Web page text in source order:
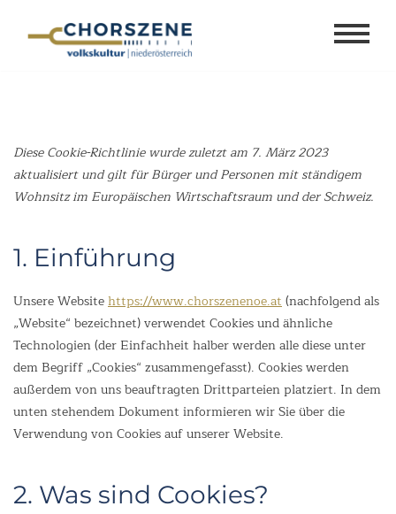
Diese Cookie-Richtlinie wurde zuletzt am 7. März 2023
aktualisiert und gilt für Bürger und Personen mit ständigem
Wohnsitz im Europäischen Wirtschaftsraum und der Schweiz.
1. Einführung
Unsere Websitehttps://www.chorszenenoe.at(nachfolgend als
„Website“ bezeichnet) verwendet Cookies und ähnliche
Technologien (der Einfachheit halber werden alle diese unter
dem Begriff „Cookies“ zusammengefasst). Cookies werden
außerdem von uns beauftragten Drittparteien platziert. In dem
unten stehendem Dokument informieren wir Sie über die
Verwendung von Cookies auf unserer Website.
2. Was sind Cookies?